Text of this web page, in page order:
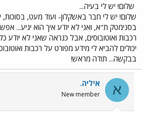
שלום! יש לי בעיה...
שלום! יש לי חבר באשקלון- ועוד מעט, בסוכות,
בסנימטק ת"א, ואני לא יודע איך הוא יגיע...
רכבות ואוטובוסים, אבל כנראה שאני לא יודע
יכולים להביא לי מידע מפורט על רכבות
בבקשה... תודה מראש!
א איליה.
New member